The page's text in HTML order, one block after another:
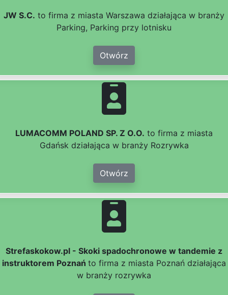
JW S.C. to firma z miasta Warszawa działająca w branży
Parking, Parking przy lotnisku
Otwórz
LUMACOMM POLAND SP. Z O.O. to firma z miasta
Gdańsk działająca w branży Rozrywka
Otwórz
Strefaskokow.pl - Skoki spadochronowe w tandemie z
instruktorem Poznań to firma z miasta Poznań działająca
w branży rozrywka